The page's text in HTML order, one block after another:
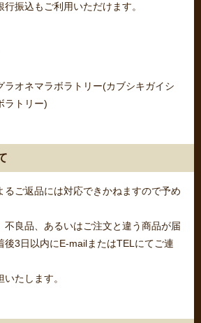
振込もご利用いただけます。
オネマラボラトリー(カブシキガイシ
ラトリー)
るご返品には対応できかねますので予め
不良品、あるいはご注文と違う商品が届
後3日以内にE-mailまたはTELにてご連
たします。